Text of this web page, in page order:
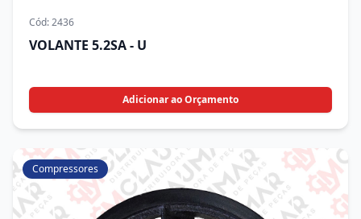
Cód:2436
VOLANTE 5.2SA - U
Adicionar ao Orçamento
Compressores